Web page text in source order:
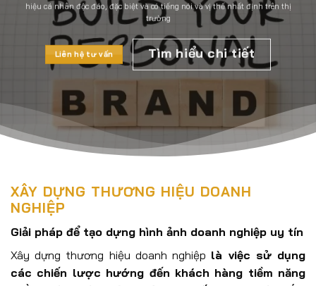
hiệu cá nhân độc đáo, đặc biệt và có tiếng nói và vị thế nhất định trên thị
trường
Liên hệ tư vấn Tìm hiểu chi tiết
XÂY DỰNG THƯƠNG HIỆU DOANH
NGHIỆP
Giải pháp để tạo dựng hình ảnh doanh nghiệp uy tín
Xây dựng thương hiệu doanh nghiệp là việc sử dụng
các chiến lược hướng đến khách hàng tiềm năng